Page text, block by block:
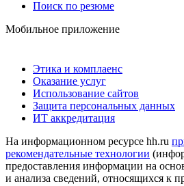
Поиск по резюме
Мобильное приложение
Этика и комплаенс
Оказание услуг
Использование сайтов
Защита персональных данных
ИТ аккредитация
На информационном ресурсе hh.ru
рекомендательные технологии
предоставления информации на
и анализа сведений, относящихся к